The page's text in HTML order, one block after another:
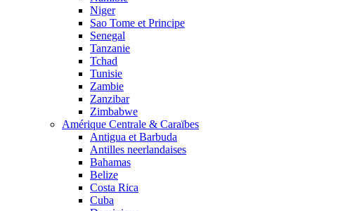
Niger
Sao Tome et Principe
Senegal
Tanzanie
Tchad
Tunisie
Zambie
Zanzibar
Zimbabwe
Amérique Centrale & Caraïbes
Antigua et Barbuda
Antilles neerlandaises
Bahamas
Belize
Costa Rica
Cuba